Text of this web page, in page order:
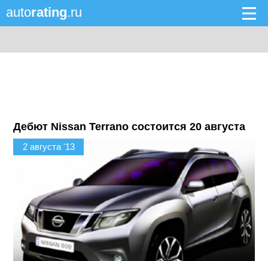
autorating.ru
Дебют Nissan Terrano состоится 20 августа
2 августа '13